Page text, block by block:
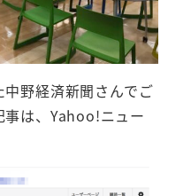
野経済新聞さんでご
は、Yahoo!ニュー